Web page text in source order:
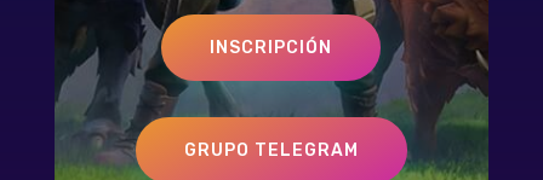
INSCRIPCIÓN
GRUPO TELEGRAM